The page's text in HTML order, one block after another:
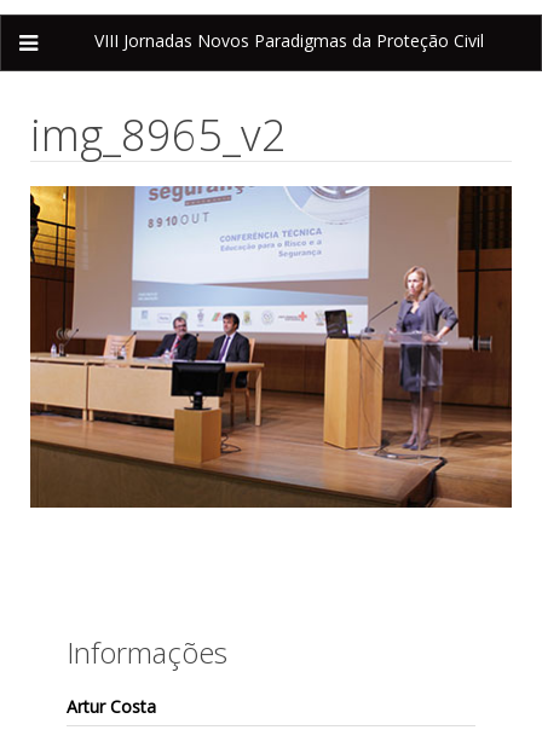
VIII Jornadas Novos Paradigmas da Proteção Civil
img_8965_v2
Informações
Artur Costa